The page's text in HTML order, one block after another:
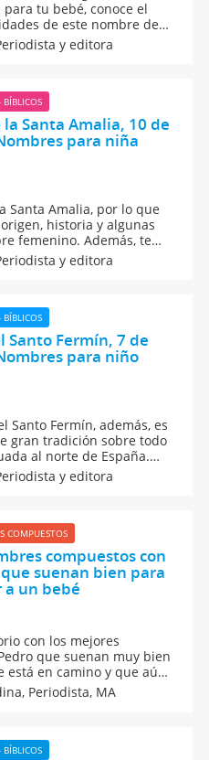
tu bebé, conoce el
de este nombre de
conocer más sobre la
otros nombre
y editora
BÍBLICOS
la Santa Amalia, 10 de
para niña
Santa Amalia, por lo que
historia y algunas
femenino. Además, te
de las pequeñas que
unos apodos con los que
y editora
BÍBLICOS
Santo Fermín, 7 de
para niño
Santo Fermín, además, es
gran tradición sobre todo
al norte de España.
y algunas
y, también, por qué
y editora
COMPUESTOS
compuestos con
suenan bien para
a un bebé
con los mejores
que suenan muy bien
está en camino y que aún
ponerle. Esta guía de
y el origen de las
Periodista, MA
BÍBLICOS